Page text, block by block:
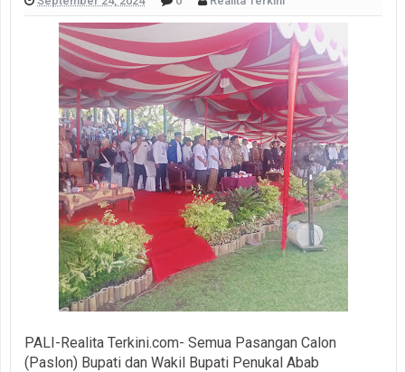
PALI-Realita Terkini.com- Semua Pasangan Calon
(Paslon) Bupati dan Wakil Bupati Penukal Abab